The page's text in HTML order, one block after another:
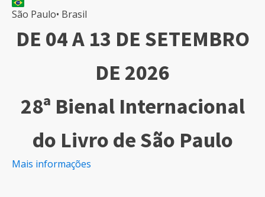
São Paulo• Brasil
DE 04 A 13 DE SETEMBRO
DE 2026
28ª Bienal Internacional
do Livro de São Paulo
Mais informações